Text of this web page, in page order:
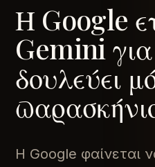
Η Google
Gemini
δουλεύει
Η Google φαίνεται